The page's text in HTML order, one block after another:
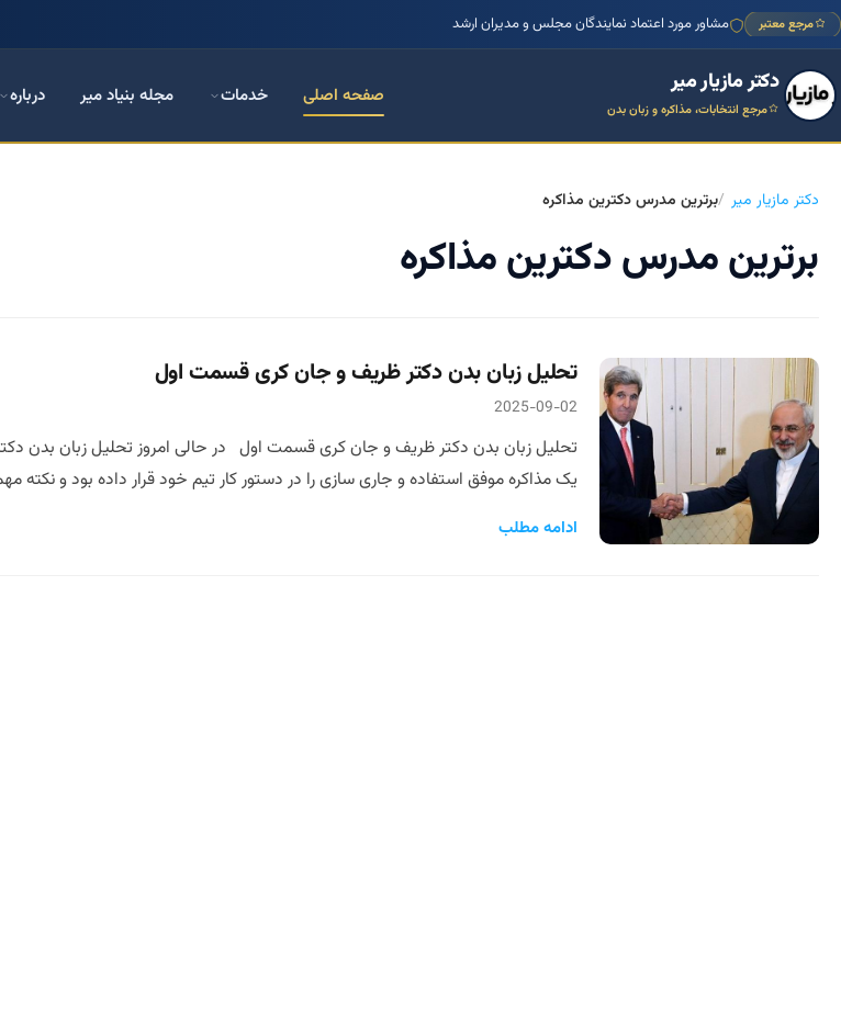
مرجع معتبر مشاور مورد اعتماد نمایندگان مجلس و مدیران ارشد
دکتر مازیار میر
مرجع انتخابات، مذاکره و زبان بدن
صفحه اصلی خدمات مجله بنیاد میر درباره
دکتر مازیار میر برترین مدرس دکترین مذاکره
برترین مدرس دکترین مذاکره
تحلیل زبان بدن دکتر ظریف و جان کری قسمت اول
2025-09-02
تحلیل زبان بدن دکتر ظریف و جان کری قسمت اول در حالی امروز تحلیل زبان بدن
یک مذاکره موفق استفاده و جاری سازی را در دستور کار تیم خود قرار داده بود و نکته
ادامه مطلب